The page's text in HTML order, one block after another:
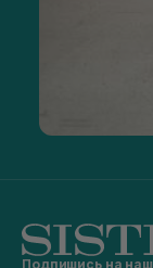
Подпишись на